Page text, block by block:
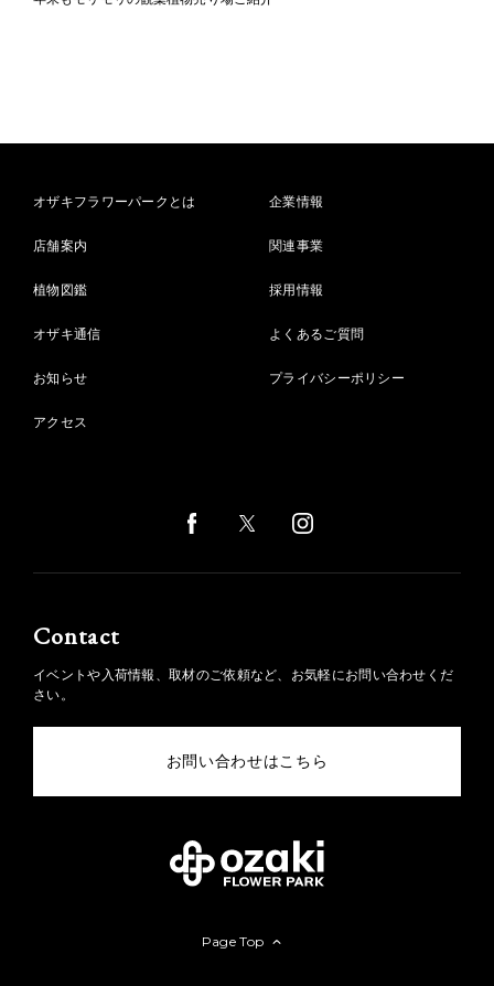
オザキフラワーパークとは
店舗案内
植物図鑑
オザキ通信
お知らせ
アクセス
企業情報
関連事業
採用情報
よくあるご質問
プライバシーポリシー
Contact
イベントや入荷情報、取材のご依頼など、お気軽にお問い合わせくだ
さい。
お問い合わせはこちら
Page Top